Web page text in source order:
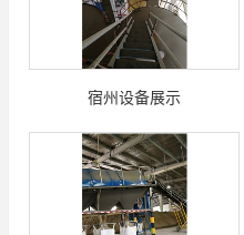
宿州设备展示